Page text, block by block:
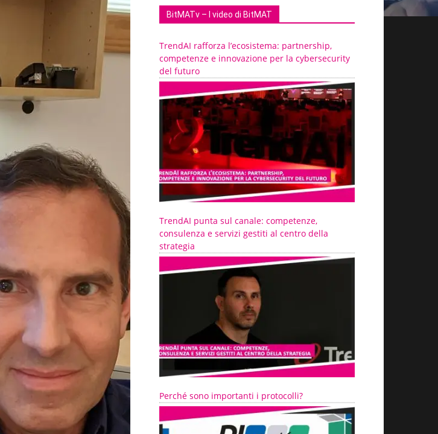
BitMATv – I video di BitMAT
TrendAI rafforza l’ecosistema: partnership,
competenze e innovazione per la cybersecurity
del futuro
TrendAI punta sul canale: competenze,
consulenza e servizi gestiti al centro della
strategia
Perché sono importanti i protocolli?